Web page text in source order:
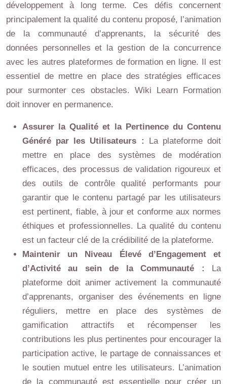
développement à long terme. Ces défis concernent
principalement la qualité du contenu proposé, l’animation
de la communauté d’apprenants, la sécurité des
données personnelles et la gestion de la concurrence
avec les autres plateformes de formation en ligne. Il est
essentiel de mettre en place des stratégies efficaces
pour surmonter ces obstacles. Wiki Learn Formation
doit innover en permanence.
Assurer la Qualité et la Pertinence du Contenu
Généré par les Utilisateurs : La plateforme doit
mettre en place des systèmes de modération
efficaces, des processus de validation rigoureux et
des outils de contrôle qualité performants pour
garantir que le contenu partagé par les utilisateurs
est pertinent, fiable, à jour et conforme aux normes
éthiques et professionnelles. La qualité du contenu
est un facteur clé de la crédibilité de la plateforme.
Maintenir un Niveau Élevé d’Engagement et
d’Activité au sein de la Communauté : La
plateforme doit animer activement la communauté
d’apprenants, organiser des événements en ligne
réguliers, mettre en place des systèmes de
gamification attractifs et récompenser les
contributions les plus pertinentes pour encourager la
participation active, le partage de connaissances et
le soutien mutuel entre les utilisateurs. L’animation
de la communauté est essentielle pour créer un